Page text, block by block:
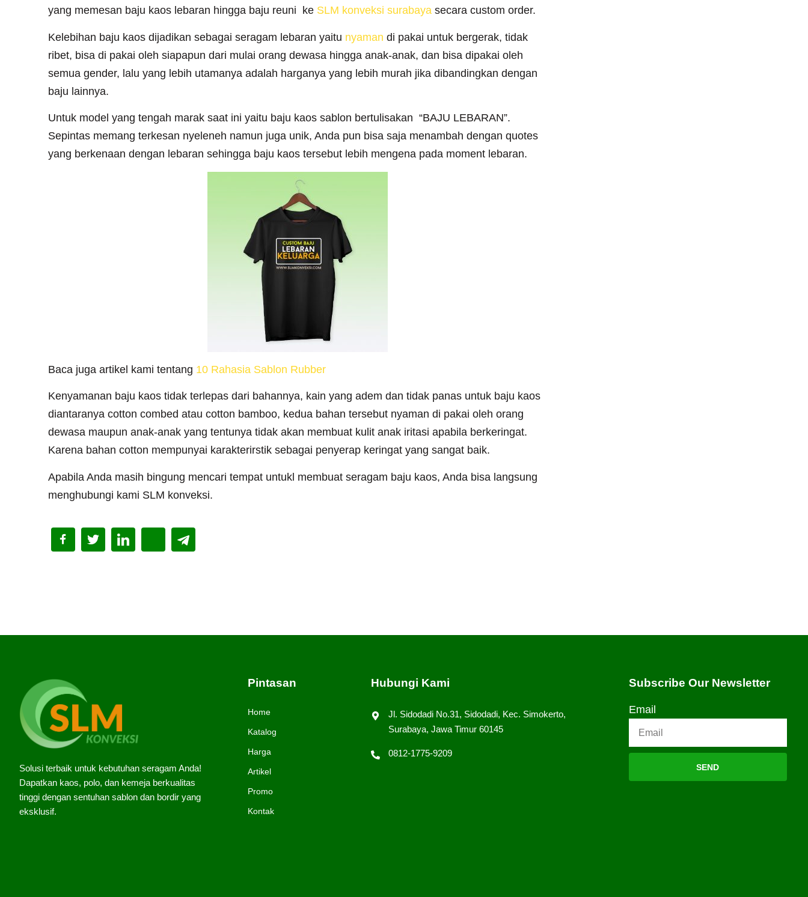
yang memesan baju kaos lebaran hingga baju reuni ke SLM konveksi surabaya secara custom order.
Kelebihan baju kaos dijadikan sebagai seragam lebaran yaitu nyaman di pakai untuk bergerak, tidak
ribet, bisa di pakai oleh siapapun dari mulai orang dewasa hingga anak-anak, dan bisa dipakai oleh
semua gender, lalu yang lebih utamanya adalah harganya yang lebih murah jika dibandingkan dengan
baju lainnya.
Untuk model yang tengah marak saat ini yaitu baju kaos sablon bertulisakan “BAJU LEBARAN”.
Sepintas memang terkesan nyeleneh namun juga unik, Anda pun bisa saja menambah dengan quotes
yang berkenaan dengan lebaran sehingga baju kaos tersebut lebih mengena pada moment lebaran.
Baca juga artikel kami tentang 10 Rahasia Sablon Rubber
Kenyamanan baju kaos tidak terlepas dari bahannya, kain yang adem dan tidak panas untuk baju kaos
diantaranya cotton combed atau cotton bamboo, kedua bahan tersebut nyaman di pakai oleh orang
dewasa maupun anak-anak yang tentunya tidak akan membuat kulit anak iritasi apabila berkeringat.
Karena bahan cotton mempunyai karakterirstik sebagai penyerap keringat yang sangat baik.
Apabila Anda masih bingung mencari tempat untukl membuat seragam baju kaos, Anda bisa langsung
menghubungi kami SLM konveksi.
Solusi terbaik untuk kebutuhan seragam Anda!
Dapatkan kaos, polo, dan kemeja berkualitas
tinggi dengan sentuhan sablon dan bordir yang
eksklusif.
Pintasan
Home
Katalog
Harga
Artikel
Promo
Kontak
Hubungi Kami
Jl. Sidodadi No.31, Sidodadi, Kec. Simokerto,
Surabaya, Jawa Timur 60145
0812-1775-9209
Subscribe Our Newsletter
Email
SEND